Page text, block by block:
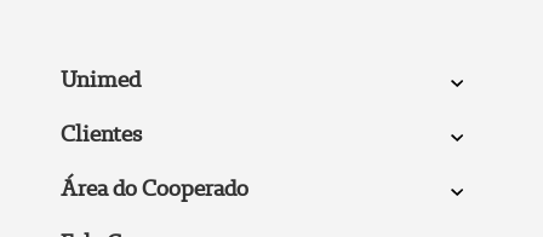
Unimed
Clientes
Área do Cooperado